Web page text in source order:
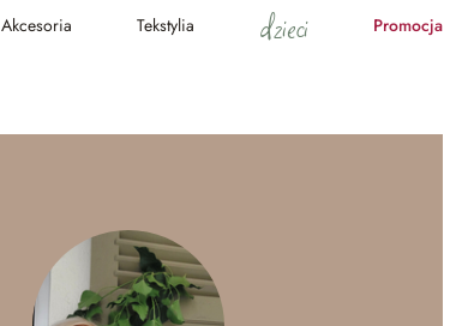
Akcesoria Tekstylia dzieci Promocja